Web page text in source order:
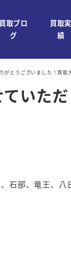
買取ブロ
グ
買取実
績
がとうございました！買取
ていた
石部、竜王、八